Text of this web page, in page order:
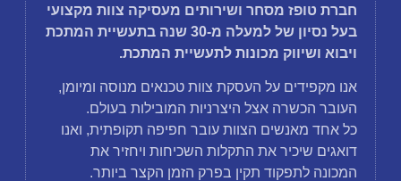
חברת טופז מסחר ושירותים מעסיקה צוות מקצועי
בעל נסיון של למעלה מ-30 שנה בתעשיית המתכת
ויבוא ושיווק מכונות לתעשיית המתכת.
אנו מקפידים על העסקת צוות טכנאים מנוסה ומיומן,
העובר הכשרה אצל היצרניות המובילות בעולם.
כל אחד מאנשים הצוות עובר חפיפה תקופתית, ואנו
דואגים שיכיר את התקלות השכיחות ויחזיר את
המכונה לתפקוד תקין בפרק הזמן הקצר ביותר.